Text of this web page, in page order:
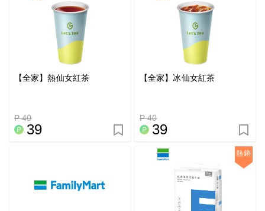
【全家】熱仙女紅茶
P 40
39
【全家】冰仙女紅茶
P 40
39
熱銷